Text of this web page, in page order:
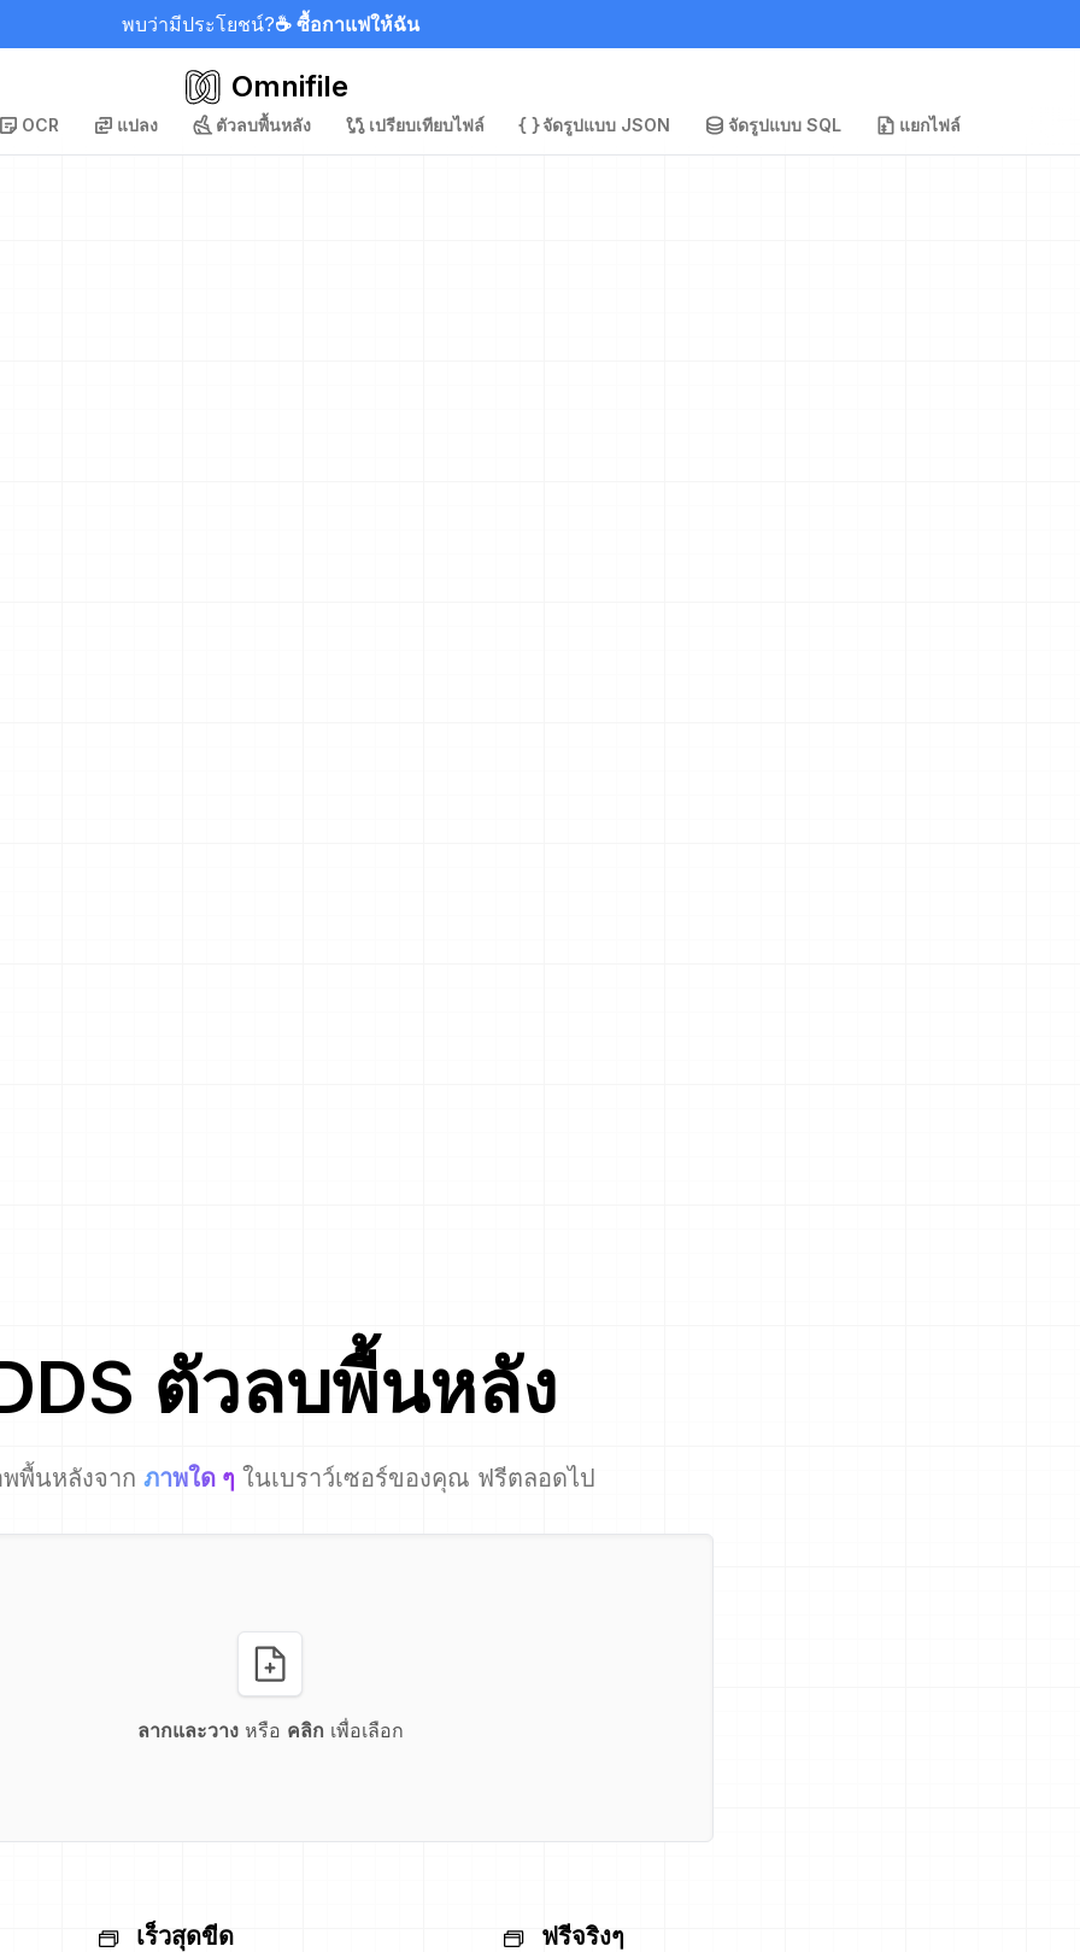
พบว่ามีประโยชน์?☕ ซื้อกาแฟให้ฉัน
Omnifile
OCR แปลง ตัวลบพื้นหลัง เปรียบเทียบไฟล์ จัดรูปแบบ JSON จัดรูปแบบ SQL แยกไฟล์
ตัวลบพื้นหลัง
พื้นหลังจาก ภาพใด ๆ ในเบราว์เซอร์ของคุณ ฟรีตลอดไป
ลากและวางหรือ คลิก เพื่อเลือก
เร็วสุดขีด ฟรีจริงๆ